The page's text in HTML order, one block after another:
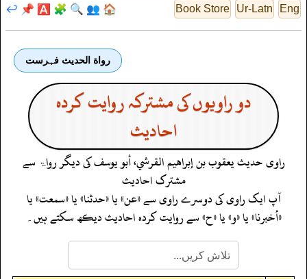
Eng
Ur-Latn
Book Store
🏠
👥
🔍
🧩
🅰️
📌
↩️
رواة الحديث فہرست
دو راویوں کی مشترکہ روایت کردہ
احادیث
راوی حدیثيعقوب بن إبراهيم القرشي، أبو يوسفکی دیگر رواۃ سے
مشترک احادیث
آپ ایک راوی کی دوسرے راوی سے «عن» یا «حدثنا» یا «سمعت» یا
«أخبرنا» یا «و» یا «ح» سے روایت کردہ احادیث دیکھ سکتے ہیں۔